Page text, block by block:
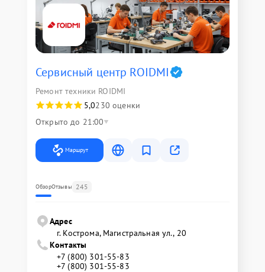
Сервисный центр ROIDMI
Ремонт техники ROIDMI
5,0230 оценки
Открыто до 21:00
Маршрут
ОбзорОтзывы 245
Адрес
г. Кострома, Магистральная ул., 20
Контакты
+7 (800) 301-55-83
+7 (800) 301-55-83